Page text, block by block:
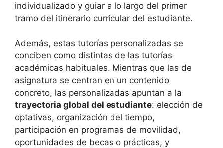
individualizado y guiar a lo largo del primer
tramo del itinerario curricular del estudiante.
Además, estas tutorías personalizadas se
conciben como distintas de las tutorías
académicas habituales. Mientras que las de
asignatura se centran en un contenido
concreto, las personalizadas apuntan a la
trayectoria global del estudiante: elección de
optativas, organización del tiempo,
participación en programas de movilidad,
oportunidades de becas o prácticas, y